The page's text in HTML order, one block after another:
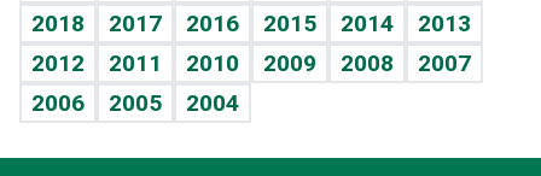
Eñe
Celebrando la vida
Sin complejos
En pocas palabras
TBT Deportivo
Juegos
2018
2017 2016 2015 2014
2013
2012
2011 2010 2009 2008
2007
2006
2005 2004